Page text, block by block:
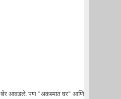
शेर आवडले. पण "अकस्मात घर" आणि